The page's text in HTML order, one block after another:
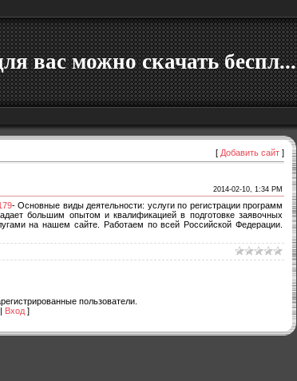
вас можно скачать беспл...
[ Добавить сайт ]
2014-02-10, 1:34 PM
- Основные виды деятельности: услуги по регистрации программ
большим опытом и квалификацией в подготовке заявочных
на нашем сайте. Работаем по всей Российской Федерации.
пользователи.
| Вход ]